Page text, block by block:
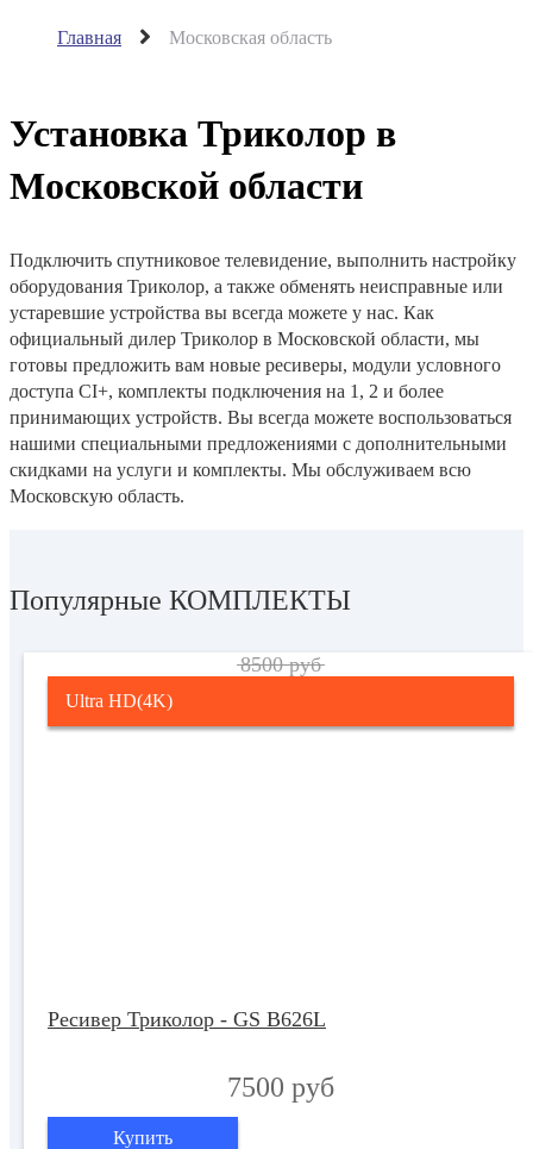
Главная Московская область
Установка Триколор в
Московской области
Подключить спутниковое телевидение, выполнить настройку
оборудования Триколор, а также обменять неисправные или
устаревшие устройства вы всегда можете у нас. Как
официальный дилер Триколор в Московской области, мы
готовы предложить вам новые ресиверы, модули условного
доступа CI+, комплекты подключения на 1, 2 и более
принимающих устройств. Вы всегда можете воспользоваться
нашими специальными предложениями с дополнительными
скидками на услуги и комплекты. Мы обслуживаем всю
Московскую область.
Популярные КОМПЛЕКТЫ
Ultra HD(4K)
Ресивер Триколор - GS B626L
8500 руб
7500 руб
Купить